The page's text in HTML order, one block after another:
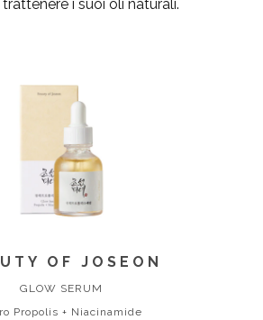
i suoi oli naturali.
OF JOSEON
GLOW SERUM
Propolis + Niacinamide